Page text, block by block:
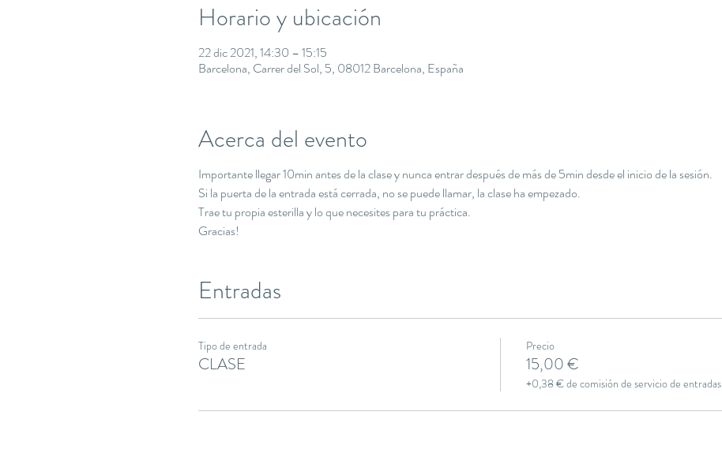
Horario y ubicación
22 dic 2021, 14:30 – 15:15
Barcelona, Carrer del Sol, 5, 08012 Barcelona, España
Acerca del evento
Importante llegar 10min antes de la clase y nunca entrar después de más de 5min desde el inicio de la sesión.
Si la puerta de la entrada está cerrada, no se puede llamar, la clase ha empezado.
Trae tu propia esterilla y lo que necesites para tu práctica.
Gracias!
Entradas
Tipo de entrada
CLASE
Precio
15,00 €
+0,38 € de comisión de servicio de entradas